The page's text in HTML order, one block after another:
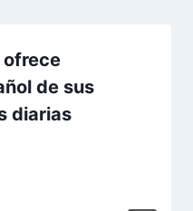
ofrece
de sus
diarias